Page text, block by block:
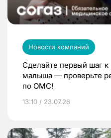
Новости компаний
Сделайте первый шаг
малыша — проверьте
по ОМС!
13:10 / 23.07.26